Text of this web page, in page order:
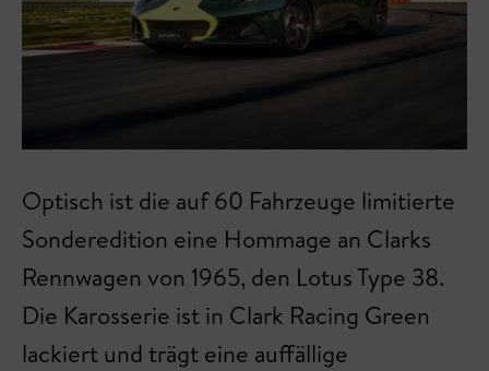
Optisch ist die auf 60 Fahrzeuge limitierte
Sonderedition eine Hommage an Clarks
Rennwagen von 1965, den Lotus Type 38.
Die Karosserie ist in Clark Racing Green
lackiert und trägt eine auffällige